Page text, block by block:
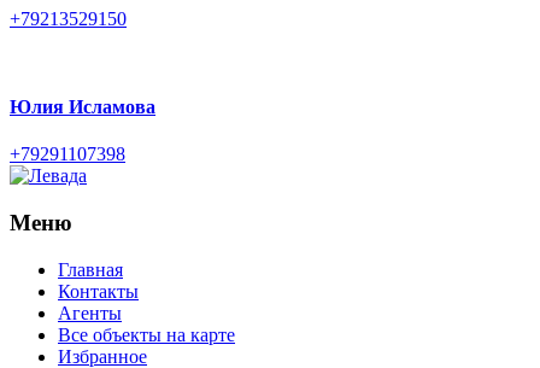
+79213529150
Юлия Исламова
+79291107398
Меню
Главная
Контакты
Агенты
Все объекты на карте
Избранное